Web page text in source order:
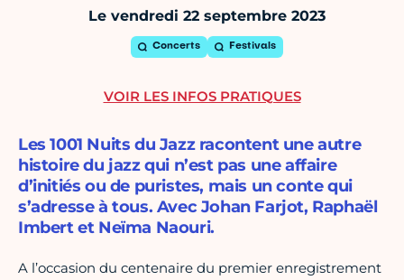
Le vendredi 22 septembre 2023
Concerts Festivals
Les 1001 Nuits du Jazz racontent une autre
histoire du jazz qui n’est pas une affaire
d’initiés ou de puristes, mais un conte qui
s’adresse à tous. Avec Johan Farjot, Raphaël
Imbert et Neïma Naouri.
A l’occasion du centenaire du premier enregistrement
VOIR LES INFOS PRATIQUES